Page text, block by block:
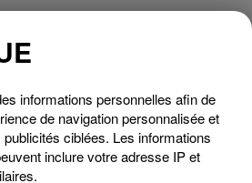
: 286, chemin de
informations personnelles afin de
de navigation personnalisée et
ciblées. Les informations
inclure votre adresse IP et